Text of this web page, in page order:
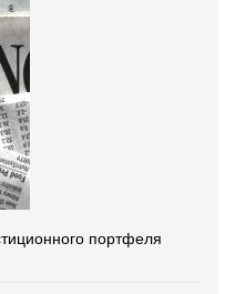
портфеля